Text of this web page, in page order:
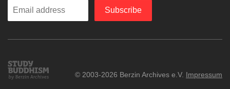
Enter
Subscribe
Study
Buddhism
© 2003-2026 Berzin Archives e.V. Impressum